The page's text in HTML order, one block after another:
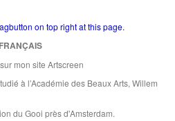
on top right at this page.
FRANÇAIS
mon site Artscreen
à l’Académie des Beaux Arts, Willem
du Gooi près d'Amsterdam.